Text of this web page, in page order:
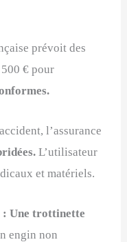
prévoit des
€ pour
l’assurance
L’utilisateur
et matériels.
: Une trottinette
engin non